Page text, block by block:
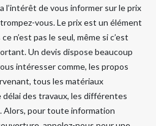
l’intérêt de vous informer sur le prix
vous. Le prix est un élément
n’est pas le seul, même si c’est
Un devis dispose beaucoup
intéresser comme, les propos
tous les matériaux
des travaux, les différentes
Alors, pour toute information